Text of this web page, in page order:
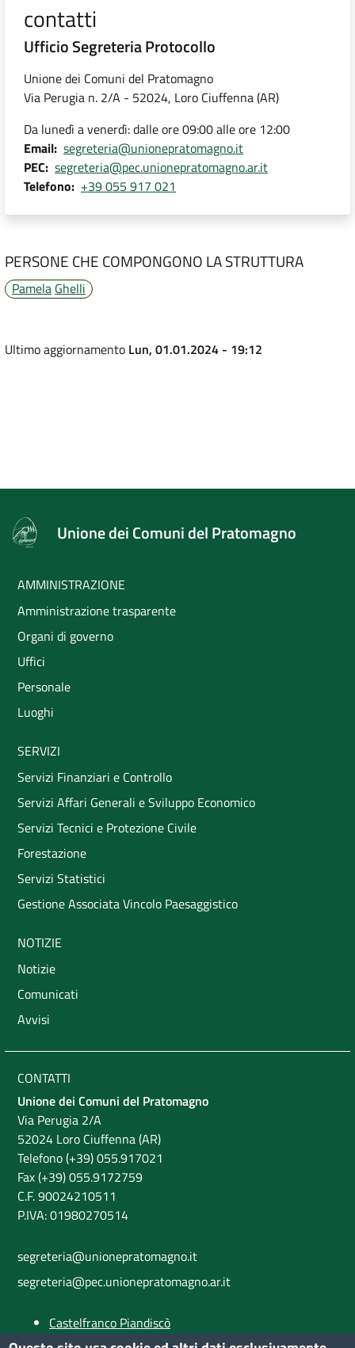
contatti
Ufficio Segreteria Protocollo
Unione dei Comuni del Pratomagno
Via Perugia n. 2/A - 52024, Loro Ciuffenna (AR)
Da lunedì a venerdì: dalle ore 09:00 alle ore 12:00
Email segreteria@unionepratomagno.it
PEC segreteria@pec.unionepratomagno.ar.it
Telefono +39 055 917 021
PERSONE CHE COMPONGONO LA STRUTTURA
Pamela Ghelli
Ultimo aggiornamento Lun, 01.01.2024 - 19:12
Unione dei Comuni del Pratomagno
AMMINISTRAZIONE
Amministrazione trasparente
Organi di governo
Uffici
Personale
Luoghi
SERVIZI
Servizi Finanziari e Controllo
Servizi Affari Generali e Sviluppo Economico
Servizi Tecnici e Protezione Civile
Forestazione
Servizi Statistici
Gestione Associata Vincolo Paesaggistico
NOTIZIE
Notizie
Comunicati
Avvisi
CONTATTI
Unione dei Comuni del Pratomagno
Via Perugia 2/A
52024 Loro Ciuffenna (AR)
Telefono (+39) 055.917021
Fax (+39) 055.9172759
C.F. 90024210511
P.IVA: 01980270514
segreteria@unionepratomagno.it
segreteria@pec.unionepratomagno.ar.it
Castelfranco Piandiscò
Castiglion Fibocchi